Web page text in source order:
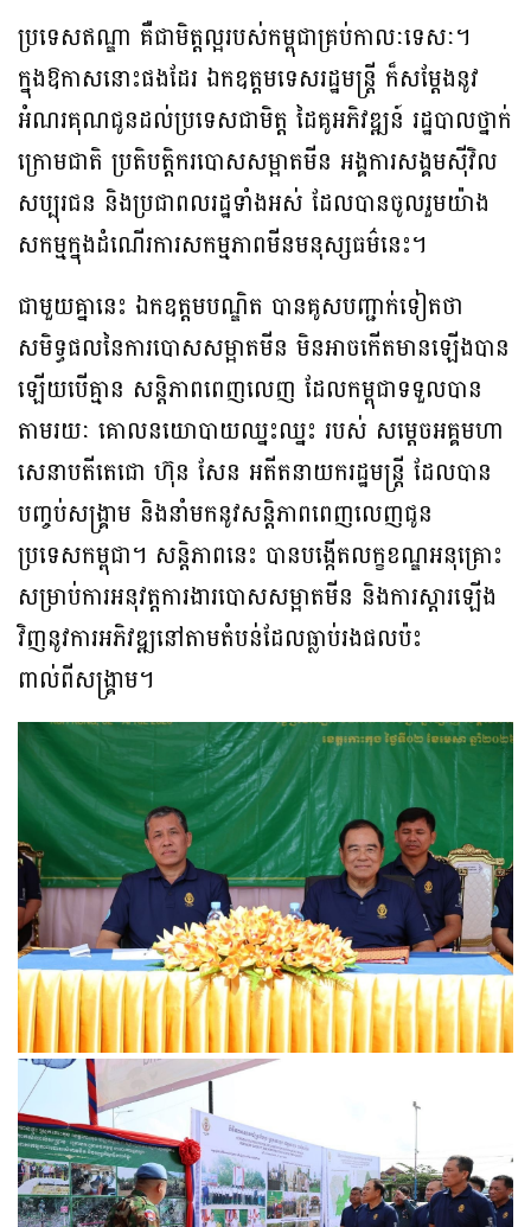
ប្រទេសឥណ្ឌា គឺជាមិត្តល្អរបស់កម្ពុជាគ្រប់កាលៈទេសៈ។
ក្នុងឱកាសនោះផងដែរ ឯកឧត្តមទេសរដ្ឋមន្រ្តី ក៏សម្តែងនូវ
អំណរគុណជូនដល់ប្រទេសជាមិត្ត ដៃគូអភិវឌ្ឍន៍ រដ្ឋបាលថ្នាក់
ក្រោមជាតិ ប្រតិបត្តិករបោសសម្អាតមីន អង្គការសង្គមស៊ីវិល
សប្បុរជន និងប្រជាពលរដ្ឋទាំងអស់ ដែលបានចូលរួមយ៉ាង
សកម្មក្នុងដំណើរការសកម្មភាពមីនមនុស្សធម៌នេះ។
ជាមួយគ្នានេះ ឯកឧត្តមបណ្ឌិត បានគូសបញ្ជាក់ទៀតថា
សមិទ្ធផលនៃការបោសសម្អាតមីន មិនអាចកើតមានឡើងបាន
ឡើយបើគ្មាន សន្តិភាពពេញលេញ ដែលកម្ពុជាទទួលបាន
តាមរយៈ គោលនយោបាយឈ្នះឈ្នះ របស់ សម្តេចអគ្គមហា
សេនាបតីតេជោ ហ៊ុន សែន អតីតនាយករដ្ឋមន្រ្តី ដែលបាន
បញ្ចប់សង្គ្រាម និងនាំមកនូវសន្តិភាពពេញលេញជូន
ប្រទេសកម្ពុជា។ សន្តិភាពនេះ បានបង្កើតលក្ខខណ្ឌអនុគ្រោះ
សម្រាប់ការអនុវត្តការងារបោសសម្អាតមីន និងការស្តារឡើង
វិញនូវការអភិវឌ្ឍនៅតាមតំបន់ដែលធ្លាប់រងផលប៉ះ
ពាល់ពីសង្គ្រាម។